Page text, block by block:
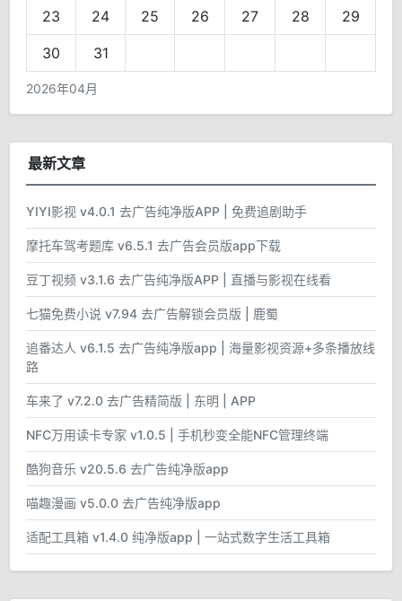
23 24 25 26 27 28 29
30 31
2026年04月
最新文章
YIYI影视 v4.0.1 去广告纯净版APP | 免费追剧助手
摩托车驾考题库 v6.5.1 去广告会员版app下载
豆丁视频 v3.1.6 去广告纯净版APP | 直播与影视在线看
七猫免费小说 v7.94 去广告解锁会员版 | 鹿蜀
追番达人 v6.1.5 去广告纯净版app | 海量影视资源+多条播放线
路
车来了 v7.2.0 去广告精简版 | 东明 | APP
NFC万用读卡专家 v1.0.5 | 手机秒变全能NFC管理终端
酷狗音乐 v20.5.6 去广告纯净版app
喵趣漫画 v5.0.0 去广告纯净版app
适配工具箱 v1.4.0 纯净版app | 一站式数字生活工具箱